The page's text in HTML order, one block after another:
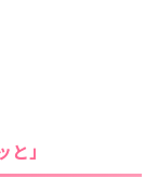
」